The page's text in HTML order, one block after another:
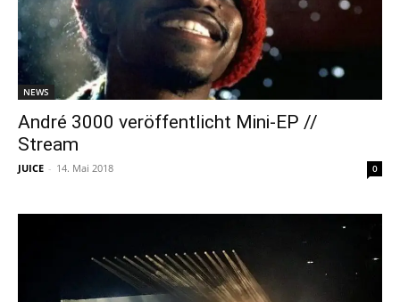
NEWS
André 3000 veröffentlicht Mini-EP //
Stream
JUICE - 14. Mai 2018 0